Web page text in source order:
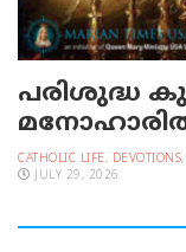
പരിശുദ്ധ
CATHOLIC LIFE, DEVOTIONS,
JULY 29, 2026